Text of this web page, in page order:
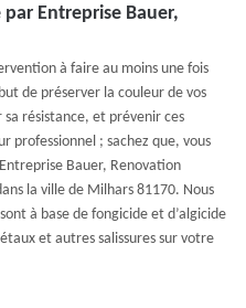
Entreprise Bauer,
à faire au moins une fois
de préserver la couleur de vos
résistance, et prévenir ces
professionnel ; sachez que, vous
Bauer, Renovation
la ville de Milhars 81170. Nous
à base de fongicide et d’algicide
et autres salissures sur votre